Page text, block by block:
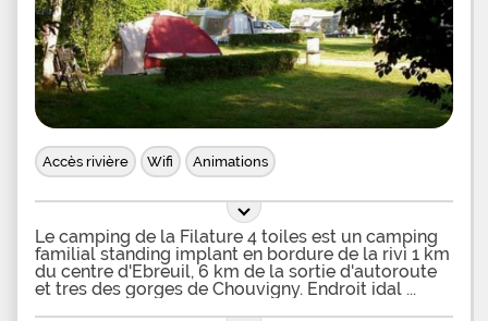
Accès rivière Wifi Animations
Le camping de la Filature 4 toiles est un camping
familial standing implant en bordure de la rivi 1 km
du centre d'Ebreuil, 6 km de la sortie d'autoroute
et tres des gorges de Chouvigny. Endroit idal